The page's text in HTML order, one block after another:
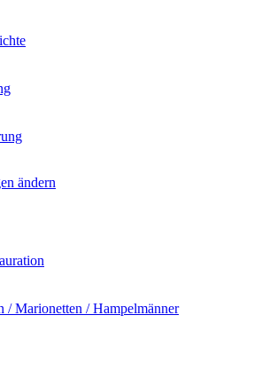
ändern
/ Marionetten / Hampelmänner